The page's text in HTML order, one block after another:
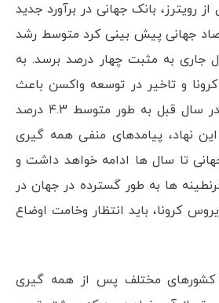
رویترز، بانک جهانی در برآورد جدید
جهانی پیش بینی کرد متوسط رشد
جاری به مثبت چهار درصد برسد. به
و تاخیر در توسعه واکسن باعث
شد تا اقتصاد جهانی در سال قبل به طور متوسط ۴.۳ درصد
نهاد، پیامدهای منفی همه گیری
تا سال ها ادامه خواهد داشت و
ها به طور گسترده در جهان در
کرونا، باید انتظار وخامت اوضاع
کشورهای مختلف پس از همه گیری